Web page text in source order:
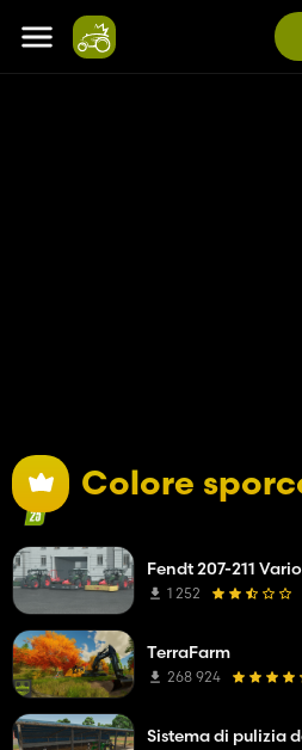
Colore
Fendt 207-211 Vario
1 252
TerraFarm
268 924
Sistema di pulizia